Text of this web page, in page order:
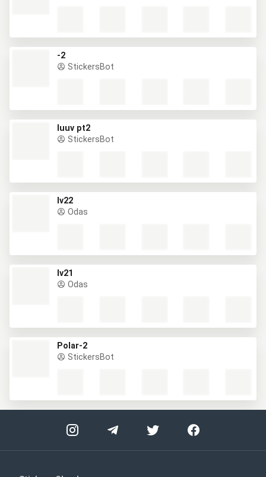
-2
StickersBot
luuv pt2
StickersBot
lv22
Odas
lv21
Odas
Polar-2
StickersBot